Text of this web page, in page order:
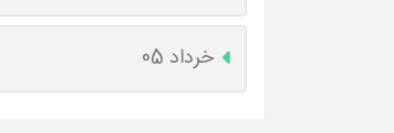
خرداد 05